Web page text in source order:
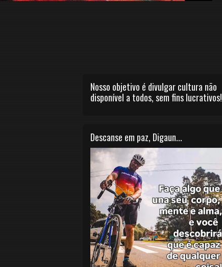
Nosso objetivo é divulgar cultura não
disponível a todos, sem fins lucrativos!
Descanse em paz, Digaun...